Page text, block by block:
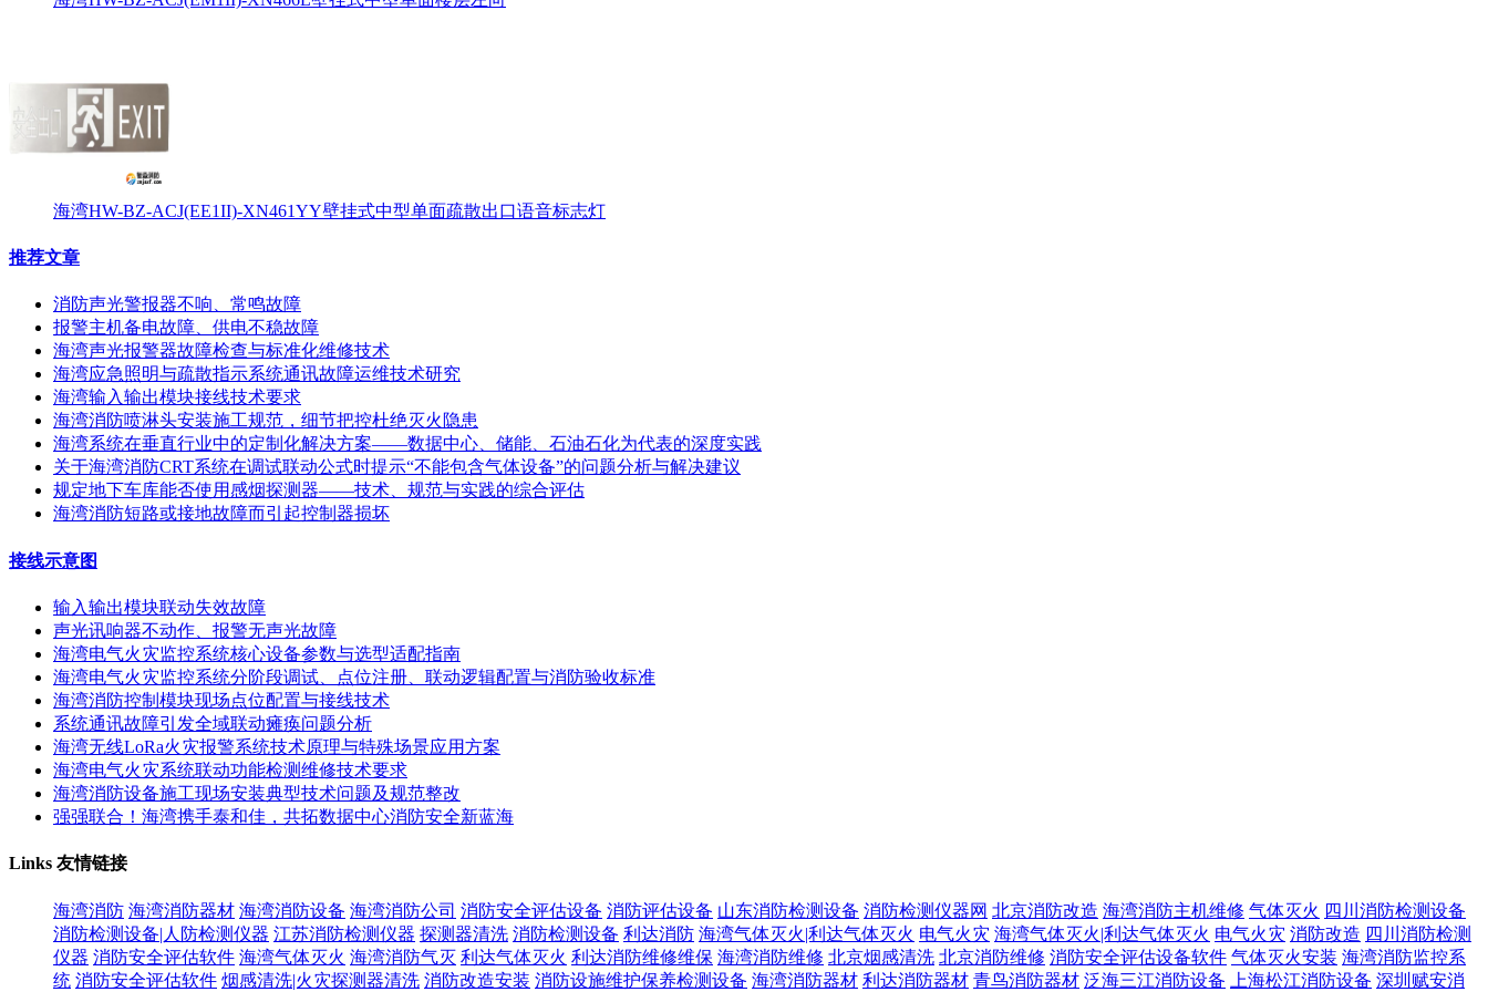
海湾HW-BZ-ACJ(EE1II)-XN461YY壁挂式中型单面疏散出口语音标志灯
推荐文章
消防声光警报器不响、常鸣故障
报警主机备电故障、供电不稳故障
海湾声光报警器故障检查与标准化维修技术
海湾应急照明与疏散指示系统通讯故障运维技术研究
海湾输入输出模块接线技术要求
海湾消防喷淋头安装施工规范，细节把控杜绝灭火隐患
海湾系统在垂直行业中的定制化解决方案——数据中心、储能、石油石化为代表的深度实践
关于海湾消防CRT系统在调试联动公式时提示“不能包含气体设备”的问题分析与解决建议
规定地下车库能否使用感烟探测器——技术、规范与实践的综合评估
海湾消防短路或接地故障而引起控制器损坏
接线示意图
输入输出模块联动失效故障
声光讯响器不动作、报警无声光故障
海湾电气火灾监控系统核心设备参数与选型适配指南
海湾电气火灾监控系统分阶段调试、点位注册、联动逻辑配置与消防验收标准
海湾消防控制模块现场点位配置与接线技术
系统通讯故障引发全域联动瘫痪问题分析
海湾无线LoRa火灾报警系统技术原理与特殊场景应用方案
海湾电气火灾系统联动功能检测维修技术要求
海湾消防设备施工现场安装典型技术问题及规范整改
强强联合！海湾携手泰和佳，共拓数据中心消防安全新蓝海
Links 友情链接
海湾消防 海湾消防器材 海湾消防设备 海湾消防公司 消防安全评估设备 消防评估设备 山东消防检测设备 消防检测仪器网 北京消防改造 海湾消防主机维修 气体灭火 四川消防检测设备
消防检测设备|人防检测仪器 江苏消防检测仪器 探测器清洗 消防检测设备 利达消防 海湾气体灭火|利达气体灭火 电气火灾 海湾气体灭火|利达气体灭火 电气火灾 消防改造 四川消防检测
仪器 消防安全评估软件 海湾气体灭火 海湾消防气灭 利达气体灭火 利达消防维修维保 海湾消防维修 北京烟感清洗 北京消防维修 消防安全评估设备软件 气体灭火安装 海湾消防监控系
统 消防安全评估软件 烟感清洗|火灾探测器清洗 消防改造安装 消防设施维护保养检测设备 海湾消防器材 利达消防器材 青鸟消防器材 泛海三江消防设备 上海松江消防设备 深圳赋安消